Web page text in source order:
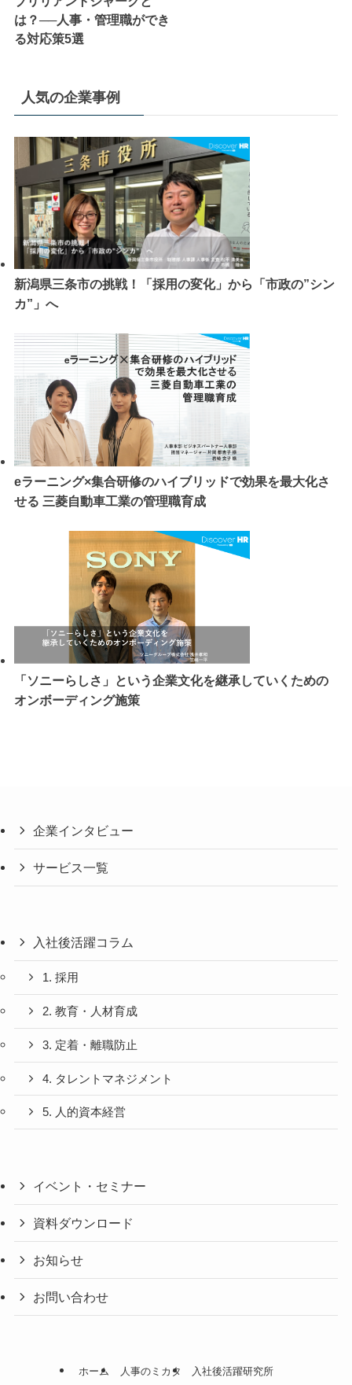
は？──人事・管理職ができ
る対応策5選
人気の企業事例
新潟県三条市の挑戦！「採用の変化」から「市政の”シン
カ”」へ
eラーニング×集合研修のハイブリッドで効果を最大化さ
せる 三菱自動車工業の管理職育成
「ソニーらしさ」という企業文化を継承していくための
オンボーディング施策
企業インタビュー
サービス一覧
入社後活躍コラム
1. 採用
2. 教育・人材育成
3. 定着・離職防止
4. タレントマネジメント
5. 人的資本経営
イベント・セミナー
資料ダウンロード
お知らせ
お問い合わせ
ホーム 人事のミカタ 入社後活躍研究所